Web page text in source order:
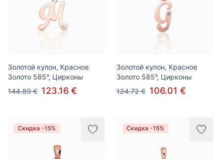
Золотой кулон, Красное
Золото 585°, Цирконы
144.89 € 123.16 €
Золотой кулон, Красное
Золото 585°, Цирконы
124.72 € 106.01 €
Скидка -15% Скидка -15%